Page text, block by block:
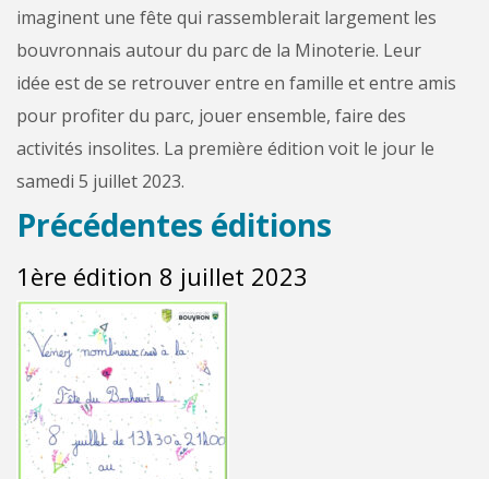
imaginent une fête qui rassemblerait largement les
bouvronnais autour du parc de la Minoterie. Leur
idée est de se retrouver entre en famille et entre amis
pour profiter du parc, jouer ensemble, faire des
activités insolites. La première édition voit le jour le
samedi 5 juillet 2023.
Précédentes éditions
1ère édition 8 juillet 2023